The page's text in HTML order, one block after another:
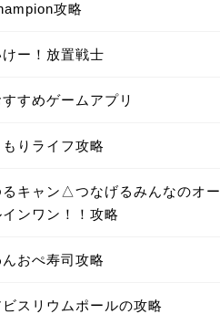
攻略
けー！放置戦士
すすめゲームアプリ
もりライフ攻略
るキャン△つなげるみんなのオー
インワン！！攻略
んおぺ寿司攻略
ビスリウムポールの攻略